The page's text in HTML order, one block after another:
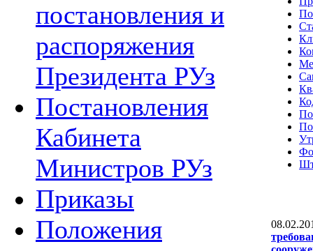
постановления и
распоряжения
Президента РУз
Постановления
Кабинета
Министров РУз
Приказы
Положения